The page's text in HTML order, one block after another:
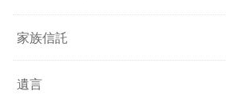
家族信託
遺言